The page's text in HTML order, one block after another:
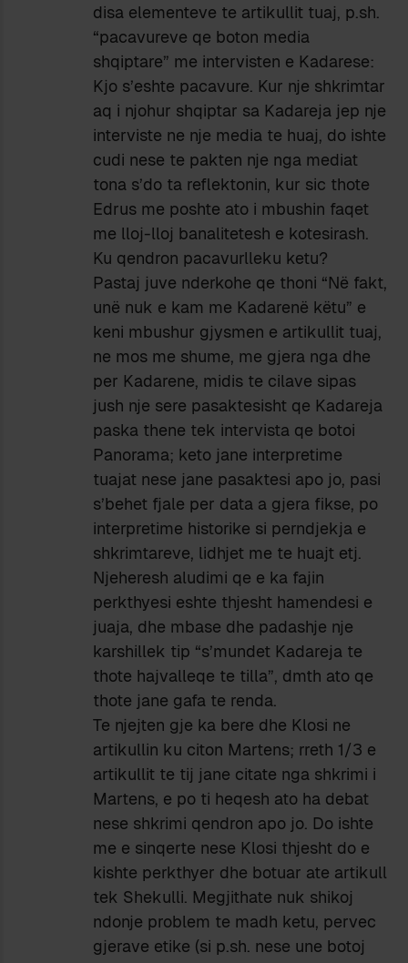
disa elementeve te artikullit tuaj, p.sh.
“pacavureve qe boton media
shqiptare” me intervisten e Kadarese:
Kjo s’eshte pacavure. Kur nje shkrimtar
aq i njohur shqiptar sa Kadareja jep nje
interviste ne nje media te huaj, do ishte
cudi nese te pakten nje nga mediat
tona s’do ta reflektonin, kur sic thote
Edrus me poshte ato i mbushin faqet
me lloj-lloj banalitetesh e kotesirash.
Ku qendron pacavurlleku ketu?
Pastaj juve nderkohe qe thoni “Në fakt,
unë nuk e kam me Kadarenë këtu” e
keni mbushur gjysmen e artikullit tuaj,
ne mos me shume, me gjera nga dhe
per Kadarene, midis te cilave sipas
jush nje sere pasaktesisht qe Kadareja
paska thene tek intervista qe botoi
Panorama; keto jane interpretime
tuajat nese jane pasaktesi apo jo, pasi
s’behet fjale per data a gjera fikse, po
interpretime historike si perndjekja e
shkrimtareve, lidhjet me te huajt etj.
Njeheresh aludimi qe e ka fajin
perkthyesi eshte thjesht hamendesi e
juaja, dhe mbase dhe padashje nje
karshillek tip “s’mundet Kadareja te
thote hajvalleqe te tilla”, dmth ato qe
thote jane gafa te renda.
Te njejten gje ka bere dhe Klosi ne
artikullin ku citon Martens; rreth 1/3 e
artikullit te tij jane citate nga shkrimi i
Martens, e po ti heqesh ato ha debat
nese shkrimi qendron apo jo. Do ishte
me e sinqerte nese Klosi thjesht do e
kishte perkthyer dhe botuar ate artikull
tek Shekulli. Megjithate nuk shikoj
ndonje problem te madh ketu, pervec
gjerave etike (si p.sh. nese une botoj